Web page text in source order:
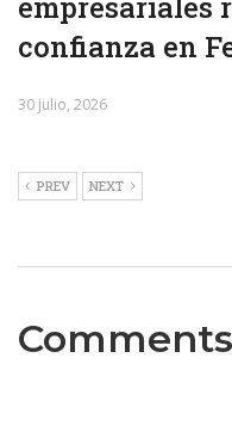
confianza en
30 julio, 2026
PREV NEXT